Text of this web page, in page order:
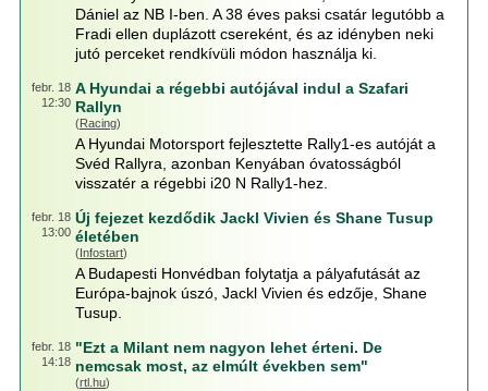
Dániel az NB I-ben. A 38 éves paksi csatár legutóbb a
Fradi ellen duplázott csereként, és az idényben neki
jutó perceket rendkívüli módon használja ki.
febr. 18
12:30
A Hyundai a régebbi autójával indul a Szafari
Rallyn
(Racing)
A Hyundai Motorsport fejlesztette Rally1-es autóját a
Svéd Rallyra, azonban Kenyában óvatosságból
visszatér a régebbi i20 N Rally1-hez.
febr. 18
13:00
Új fejezet kezdődik Jackl Vivien és Shane Tusup
életében
(Infostart)
A Budapesti Honvédban folytatja a pályafutását az
Európa-bajnok úszó, Jackl Vivien és edzője, Shane
Tusup.
febr. 18
14:18
"Ezt a Milant nem nagyon lehet érteni. De
nemcsak most, az elmúlt években sem"
(rtl.hu)